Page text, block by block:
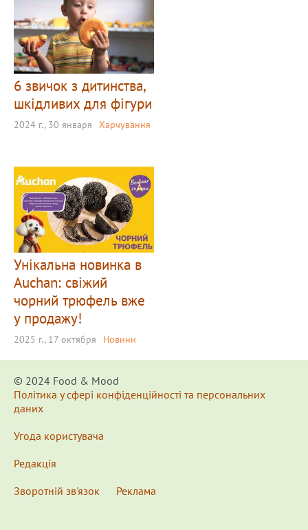
6 звичок з дитинства,
шкідливих для фігури
2024 г., 30 января Харчування
Унікальна новинка в
Auchan: свіжий
чорний трюфель вже
у продажу!
2025 г., 17 октября Новини
© 2024 Food & Мood
Політика у сфері конфіденційності та персональних
даних
Угода користувача
Редакція
Зворотній зв'язок
Реклама